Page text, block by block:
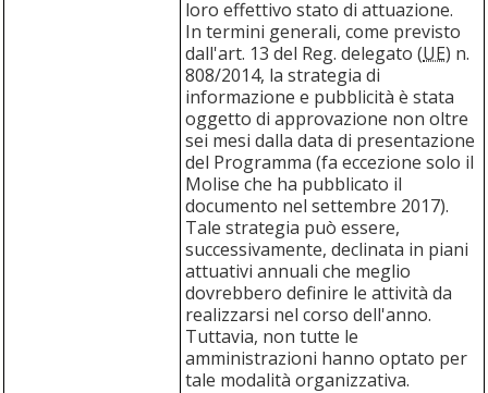
loro effettivo stato di attuazione.
In termini generali, come previsto
dall'art. 13 del Reg. delegato (UE) n.
808/2014, la strategia di
informazione e pubblicità è stata
oggetto di approvazione non oltre
sei mesi dalla data di presentazione
del Programma (fa eccezione solo il
Molise che ha pubblicato il
documento nel settembre 2017).
Tale strategia può essere,
successivamente, declinata in piani
attuativi annuali che meglio
dovrebbero definire le attività da
realizzarsi nel corso dell'anno.
Tuttavia, non tutte le
amministrazioni hanno optato per
tale modalità organizzativa.